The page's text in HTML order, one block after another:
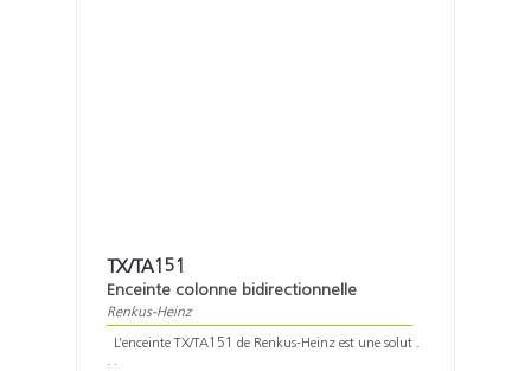
TX/TA151
Enceinte colonne bidirectionnelle
Renkus-Heinz
L’enceinte TX/TA151 de Renkus-Heinz est une solut .
. .